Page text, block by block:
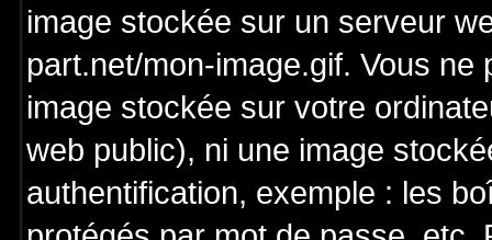
image stockée sur un serveur
part.net/mon-image.gif. Vous
image stockée sur votre
web public), ni une image
authentification, exemple : les